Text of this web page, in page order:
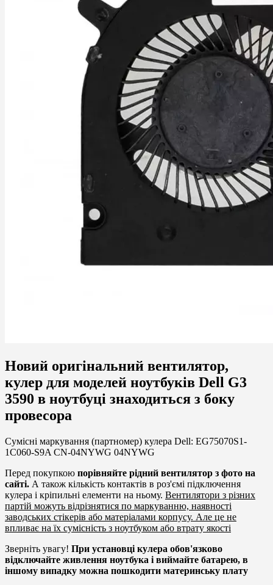
Новий оригінальний вентилятор,
кулер для моделей ноутбуків Dell G3
3590 в ноутбуці знаходиться з боку
провесора
Сумісні маркування (партномер) кулера Dell: EG75070S1-
1C060-S9A CN-04NYWG 04NYWG
Перед покупкою порівняйте рідний вентилятор з фото на
сайті. А також кількість контактів в роз'ємі підключення
кулера і кріпильні елементи на ньому. Вентилятори з різних
партій можуть відрізнятися по маркуванню, наявності
заводських стікерів або матеріалами корпусу. Але це не
впливає на їх сумісність з ноутбуком або втрату якості
Зверніть увагу! При установці кулера обов'язково
відключайте живлення ноутбука і виймайте батарею, в
іншому випадку можна пошкодити материнську плату